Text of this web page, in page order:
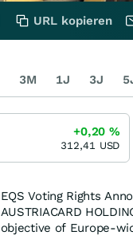
EQS Voting Rights
AUSTRIACARD
objective of Europe-
URL kopieren
3M 1J 3J
+0,20 %
312,41 USD